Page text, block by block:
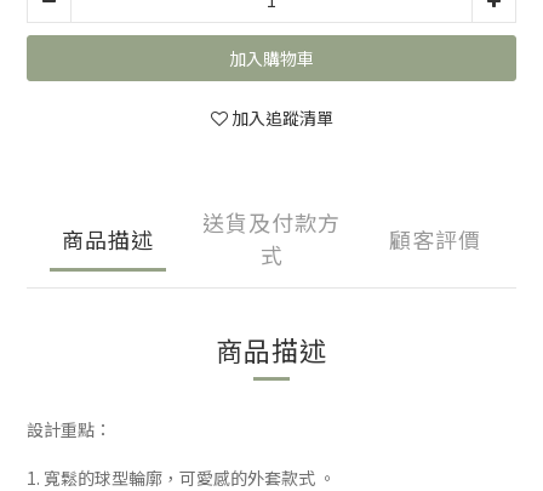
加入購物車
加入追蹤清單
商品描述
送貨及付款方
式
顧客評價
商品描述
設計重點：
1. 寬鬆的球型輪廓，可愛感的外套款式 。